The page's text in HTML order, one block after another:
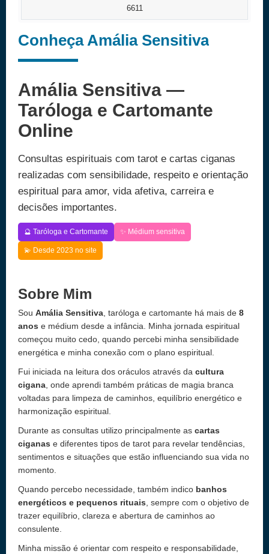
6611
Conheça Amália Sensitiva
Amália Sensitiva —
Taróloga e Cartomante
Online
Consultas espirituais com tarot e cartas ciganas
realizadas com sensibilidade, respeito e orientação
espiritual para amor, vida afetiva, carreira e
decisões importantes.
🔮 Taróloga e Cartomante ✨ Médium sensitiva
💫 Desde 2023 no site
Sobre Mim
Sou Amália Sensitiva , taróloga e cartomante há mais de 8
anos e médium desde a infância. Minha jornada espiritual
começou muito cedo, quando percebi minha sensibilidade
energética e minha conexão com o plano espiritual.
Fui iniciada na leitura dos oráculos através da cultura
cigana , onde aprendi também práticas de magia branca
voltadas para limpeza de caminhos, equilíbrio energético e
harmonização espiritual.
Durante as consultas utilizo principalmente as cartas
ciganas e diferentes tipos de tarot para revelar tendências,
sentimentos e situações que estão influenciando sua vida no
momento.
Quando percebo necessidade, também indico banhos
energéticos e pequenos rituais , sempre com o objetivo de
trazer equilíbrio, clareza e abertura de caminhos ao
consulente.
Minha missão é orientar com respeito e responsabilidade,